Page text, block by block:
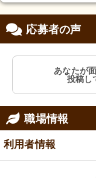
応募者の声
あなたが
投稿し
職場情報
利用者情報